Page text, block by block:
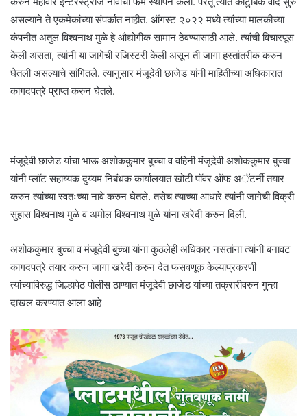
असल्याने ते एकमेकांच्या संपर्कात नाहीत. ऑगस्ट २०२२ मध्ये त्यांच्या मालकीच्या
कंपनीत अतुल विश्वनाथ मुळे हे औद्योगीक सामान ठेवण्यासाठी आले. त्यांची विचारपूस
केली असता, त्यांनी या जागेची रजिस्टरी केली असून ती जागा हस्तांतरीक करुन
घेतली असल्याचे सांगितले. त्यानुसार मंजूदेवी छाजेड यांनी माहितीच्या अधिकारात
कागदपत्रे प्राप्त करुन घेतले.
मंजूदेवी छाजेड यांचा भाऊ अशोककुमार बुच्चा व वहिनी मंजूदेवी अशोककुमार बुच्चा
यांनी प्लॉट सहाय्यक दुय्यम निबंधक कार्यालयात खोटी पॉवर ऑफ अॅटर्नी तयार
करुन त्यांच्या स्वतःच्या नावे करुन घेतले. तसेच त्याच्या आधारे त्यांनी जागेची विक्री
सुहास विश्वनाथ मुळे व अमोल विश्वनाथ मुळे यांना खरेदी करुन दिली.
अशोककुमार बुच्चा व मंजूदेवी बुच्चा यांना कुठलेही अधिकार नसतांना त्यांनी बनावट
कागदपत्रे तयार करुन जागा खरेदी करुन देत फसवणूक केल्याप्रकरणी
त्यांच्याविरुद्ध जिल्हापेठ पोलीस ठाण्यात मंजूदेवी छाजेड यांच्या तक्रारीवरुन गुन्हा
दाखल करण्यात आला आहे